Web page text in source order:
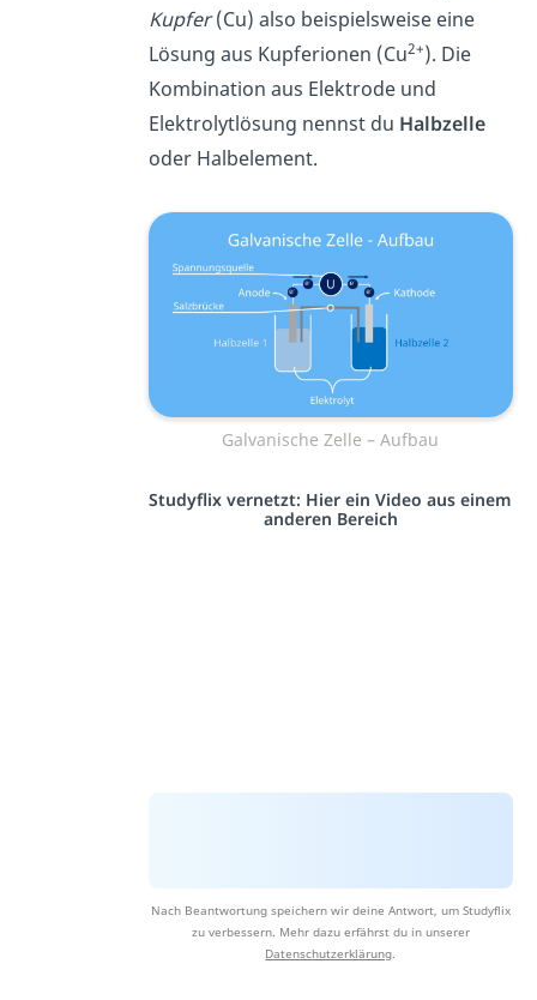
Kupfer(Cu) also beispielsweise eine
Lösung aus Kupferionen (Cu2+). Die
Kombination aus Elektrode und
Elektrolytlösung nennst du Halbzelle
oder Halbelement.
Galvanische Zelle – Aufbau
Studyflix vernetzt: Hier ein Video aus einem
anderen Bereich
Nach Beantwortung speichern wir deine Antwort, um Studyflix
zu verbessern. Mehr dazu erfährst du in unserer
Datenschutzerklärung.